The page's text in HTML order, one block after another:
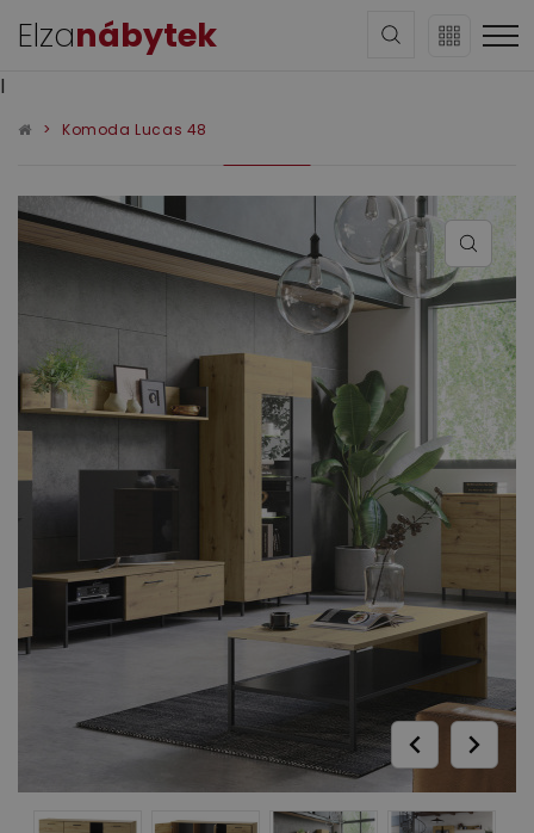
Elzanábytek
Sedací soupravy
Obývací pokoj
Ložnice
l
Komoda Lucas 48